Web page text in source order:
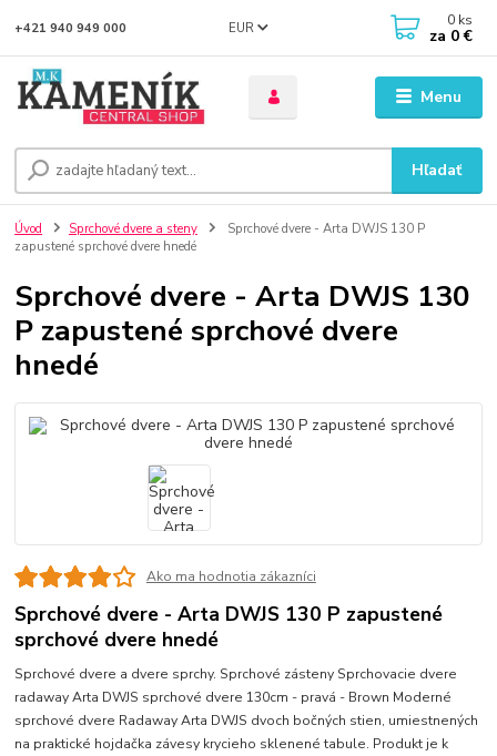
Menu
EUR
Hľadať
+421 940 949 000 0 ks
za 0 €
Úvod Sprchové dvere a steny
Sprchové dvere - Arta DWJS 130 P
zapustené sprchové dvere hnedé
Sprchové dvere - Arta DWJS 130
P zapustené sprchové dvere
hnedé
Ako ma hodnotia zákazníci
Sprchové dvere - Arta DWJS 130 P zapustené
sprchové dvere hnedé
Sprchové dvere a dvere sprchy. Sprchové zásteny Sprchovacie dvere
radaway Arta DWJS sprchové dvere 130cm - pravá - Brown Moderné
sprchové dvere Radaway Arta DWJS dvoch bočných stien, umiestnených
na praktické hojdačka závesy krycieho sklenené tabule. Produkt je k